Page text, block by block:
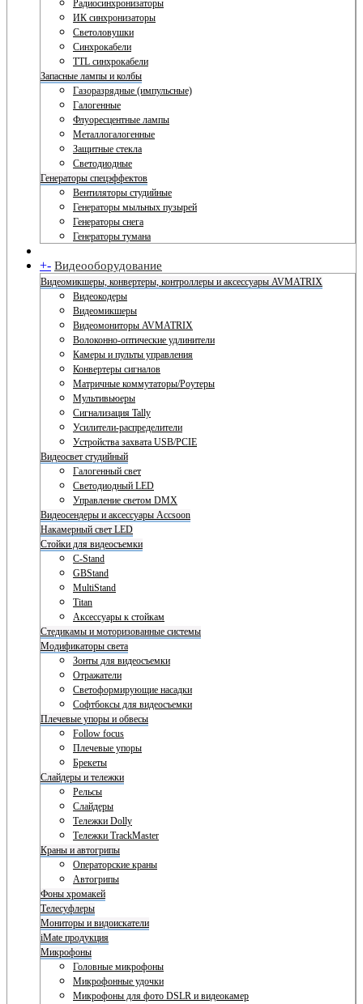
Радиосинхронизаторы
ИК синхронизаторы
Светоловушки
Синхрокабели
TTL синхрокабели
Запасные лампы и колбы
Газоразрядные (импульсные)
Галогенные
Флуоресцентные лампы
Металлогалогенные
Защитные стекла
Светодиодные
Генераторы спецэффектов
Вентиляторы студийные
Генераторы мыльных пузырей
Генераторы снега
Генераторы тумана
+- Видеооборудование
Видеомикшеры, конвертеры, контроллеры и аксессуары AVMATRIX
Видеокодеры
Видеомикшеры
Видеомониторы AVMATRIX
Волоконно-оптические удлинители
Камеры и пульты управления
Конвертеры сигналов
Матричные коммутаторы/Роутеры
Мультивьюеры
Сигнализация Tally
Усилители-распределители
Устройства захвата USB/PCIE
Видеосвет студийный
Галогенный свет
Светодиодный LED
Управление светом DMX
Видеосендеры и аксессуары Accsoon
Накамерный свет LED
Стойки для видеосъемки
C-Stand
GBStand
MultiStand
Titan
Аксессуары к стойкам
Стедикамы и моторизованные системы
Модификаторы света
Зонты для видеосъемки
Отражатели
Светоформирующие насадки
Софтбоксы для видеосъемки
Плечевые упоры и обвесы
Follow focus
Плечевые упоры
Брекеты
Слайдеры и тележки
Рельсы
Слайдеры
Тележки Dolly
Тележки TrackMaster
Краны и автогрипы
Операторские краны
Автогрипы
Фоны хромакей
Телесуфлеры
Мониторы и видоискатели
iMate продукция
Микрофоны
Головные микрофоны
Микрофонные удочки
Микрофоны для фото DSLR и видеокамер